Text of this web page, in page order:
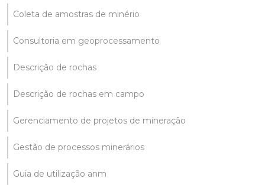
Coleta de amostras de minério
Consultoria em geoprocessamento
Descrição de rochas
Descrição de rochas em campo
Gerenciamento de projetos de mineração
Gestão de processos minerários
Guia de utilização anm